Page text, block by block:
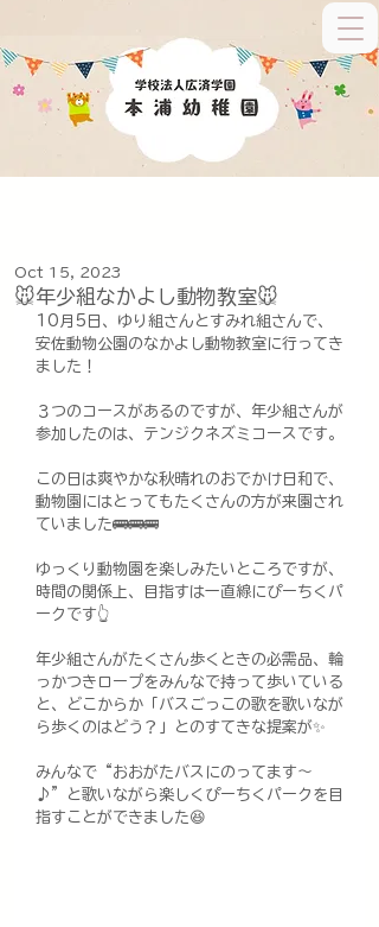
🐭年少組なかよし動物教室🐭
Oct 15, 2023
10月5日、ゆり組さんとすみれ組さんで、
安佐動物公園のなかよし動物教室に行ってき
ました！
３つのコースがあるのですが、年少組さんが
参加したのは、テンジクネズミコースです。
この日は爽やかな秋晴れのおでかけ日和で、
動物園にはとってもたくさんの方が来園され
ていました🚌🚌🚌
ゆっくり動物園を楽しみたいところですが、
時間の関係上、目指すは一直線にぴーちくパ
ークです👆️
年少組さんがたくさん歩くときの必需品、輪
っかつきロープをみんなで持って歩いている
と、どこからか「バスごっこの歌を歌いなが
ら歩くのはどう？」とのすてきな提案が✨
みんなで“おおがたバスにのってます～
♪”と歌いながら楽しくぴーちくパークを目
指すことができました😆